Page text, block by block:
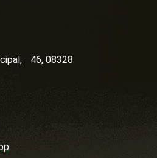
46, 08328